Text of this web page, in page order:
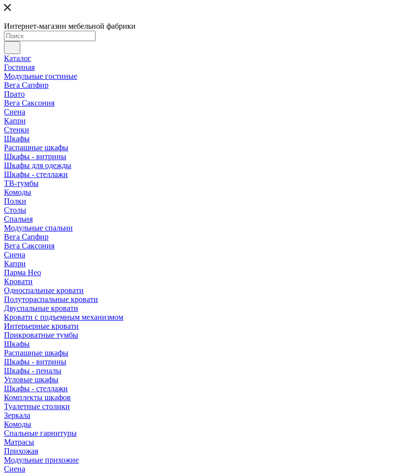
Интернет-магазин мебельной фабрики
Каталог
Гостиная
Модульные гостиные
Вега Сапфир
Прато
Вега Саксония
Сиена
Капри
Стенки
Шкафы
Распашные шкафы
Шкафы - витрины
Шкафы для одежды
Шкафы - стеллажи
ТВ-тумбы
Комоды
Полки
Столы
Спальня
Модульные спальни
Вега Сапфир
Вега Саксония
Сиена
Капри
Парма Нео
Кровати
Односпальные кровати
Полутораспальные кровати
Двуспальные кровати
Кровати с подъемным механизмом
Интерьерные кровати
Прикроватные тумбы
Шкафы
Распашные шкафы
Шкафы - витрины
Шкафы - пеналы
Угловые шкафы
Шкафы - стеллажи
Комплекты шкафов
Туалетные столики
Зеркала
Комоды
Спальные гарнитуры
Матрасы
Прихожая
Модульные прихожие
Сиена